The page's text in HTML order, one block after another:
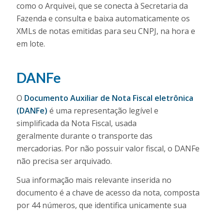
como o Arquivei, que se conecta à Secretaria da
Fazenda e consulta e baixa automaticamente os
XMLs de notas emitidas para seu CNPJ, na hora e
em lote.
DANFe
O Documento Auxiliar de Nota Fiscal eletrônica
(DANFe) é uma representação legível e
simplificada da Nota Fiscal, usada
geralmente durante o transporte das
mercadorias. Por não possuir valor fiscal, o DANFe
não precisa ser arquivado.
Sua informação mais relevante inserida no
documento é a chave de acesso da nota, composta
por 44 números, que identifica unicamente sua